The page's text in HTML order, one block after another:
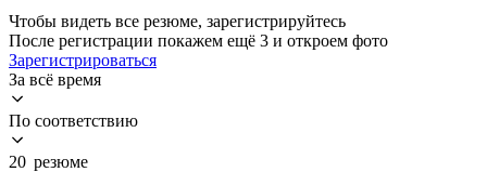
Чтобы видеть все резюме, зарегистрируйтесь
После регистрации покажем ещё 3 и откроем фото
Зарегистрироваться
За всё время
По соответствию
20 резюме